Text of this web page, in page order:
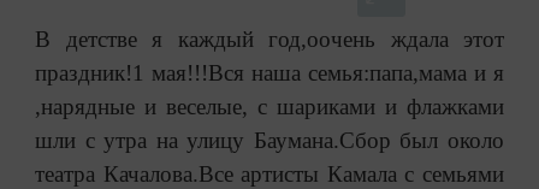
В детстве я каждый год,оочень ждала этот
праздник!1 мая!!!Вся наша семья:папа,мама и я
,нарядные и веселые, с шариками и флажками
шли с утра на улицу Баумана.Сбор был около
театра Качалова.Все артисты Камала с семьями